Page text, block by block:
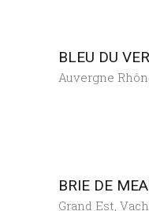
BLEU DU
Auvergne
BRIE DE
Grand Est,